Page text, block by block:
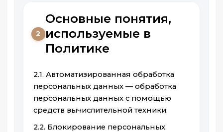
2
Основные понятия,
используемые в
Политике
2.1. Автоматизированная обработка
персональных данных — обработка
персональных данных с помощью
средств вычислительной техники.
2.2. Блокирование персональных